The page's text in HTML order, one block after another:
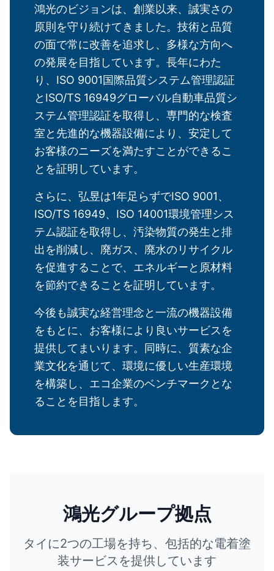
鴻光のビジョンは、創業以来、誠実さの
原則を守り続けてきました。技術と品質
の面で常に改善を追求し、多様な方向へ
の発展を目指しています。長年にわた
り、ISO 9001国際品質システム管理認証
とISO/TS 16949グローバル自動車品質シ
ステム管理認証を取得し、専門的な検査
室と先進的な機器設備により、安定して
お客様のニーズを満たすことができるこ
とを証明しています。
さらに、弘昱は1年足らずでISO 9001、
ISO/TS 16949、ISO 14001環境管理シス
テム認証を取得し、汚染物質の発生と排
出を削減し、廃ガス、廃水のリサイクル
を促進することで、エネルギーと原材料
を節約できることを証明しています。
今後も誠実な経営理念と一流の機器設備
をもとに、お客様により良いサービスを
提供してまいります。同時に、質素な企
業文化を通じて、環境に優しい生産環境
を構築し、エコ企業のベンチマークとな
ることを目指します。
鴻光グループ拠点
タイに2つの工場を持ち、包括的な電着塗
装サービスを提供しています